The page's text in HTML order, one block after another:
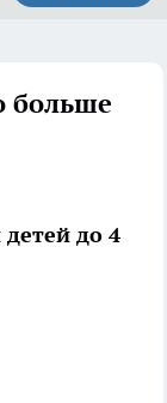
больше
до 4